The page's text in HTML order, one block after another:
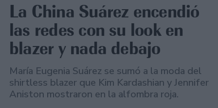
La China Suárez encendió
las redes con su look en
blazer y nada debajo
María Eugenia Suárez se sumó a la moda del
shirtless blazer que Kim Kardashian y Jennifer
Aniston mostraron en la alfombra roja.